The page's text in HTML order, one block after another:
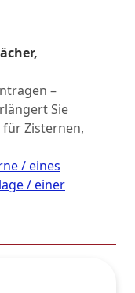
–
Sie
Zisternen,
digital
Gut zu wissen:
/ eines
/ einer